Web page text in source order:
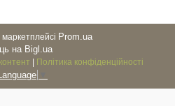
Prom.ua
на Bigl.ua
Політика конфіденційності